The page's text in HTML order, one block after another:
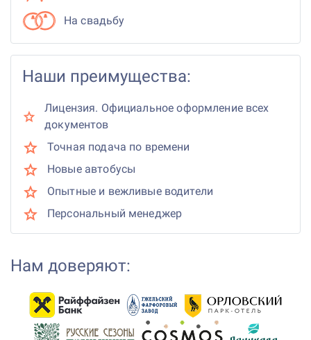
На свадьбу
Наши преимущества:
Лицензия. Официальное оформление всех
документов
Точная подача по времени
Новые автобусы
Опытные и вежливые водители
Персональный менеджер
Нам доверяют: